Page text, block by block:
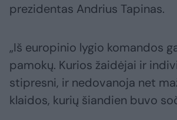
prezidentas Andrius Tapinas.
„Iš europinio lygio komandos
pamokų. Kurios žaidėjai ir
stipresni, ir nedovanoja net
klaidos, kurių šiandien buvo